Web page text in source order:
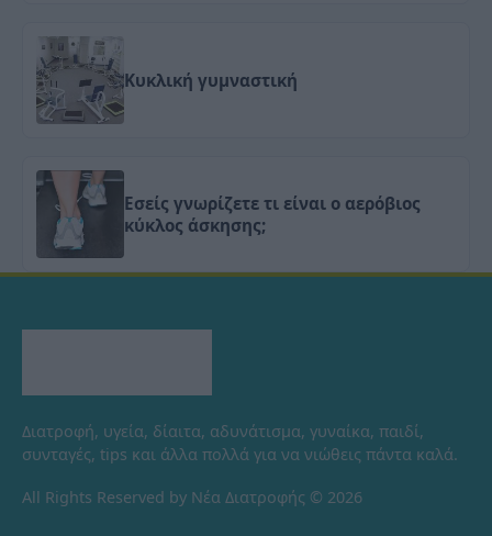
Κυκλική γυμναστική
Εσείς γνωρίζετε τι είναι ο αερόβιος
κύκλος άσκησης;
Διατροφή, υγεία, δίαιτα, αδυνάτισμα, γυναίκα, παιδί,
συνταγές, tips και άλλα πολλά για να νιώθεις πάντα καλά.
All Rights Reserved by Νέα Διατροφής © 2026